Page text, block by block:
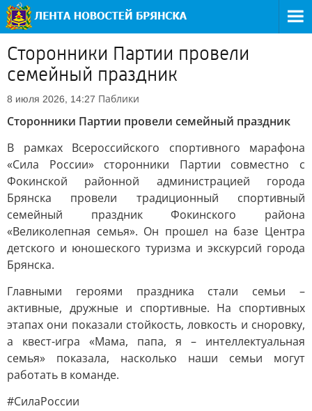
Сторонники Партии провели
семейный праздник
8 июля 2026, 14:27 Паблики
Сторонники Партии провели семейный праздник
В рамках Всероссийского спортивного марафона
«Сила России» сторонники Партии совместно с
Фокинской районной администрацией города
Брянска провели традиционный спортивный
семейный праздник Фокинского района
«Великолепная семья». Он прошел на базе Центра
детского и юношеского туризма и экскурсий города
Брянска.
Главными героями праздника стали семьи –
активные, дружные и спортивные. На спортивных
этапах они показали стойкость, ловкость и сноровку,
а квест-игра «Мама, папа, я – интеллектуальная
семья» показала, насколько наши семьи могут
работать в команде.
#СилаРоссии